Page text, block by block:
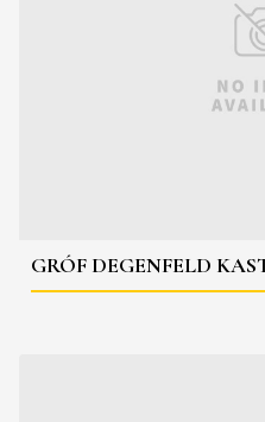
GRÓF DEGENFELD